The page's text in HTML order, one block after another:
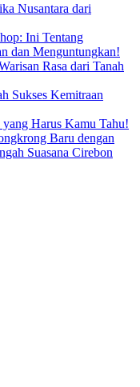
Nusantara dari
Ini Tentang
dan Menguntungkan!
Rasa dari Tanah
Sukses Kemitraan
Harus Kamu Tahu!
Baru dengan
Suasana Cirebon